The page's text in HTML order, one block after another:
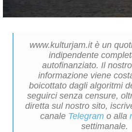
www.kulturjam.it è un
indipendente
autofinanziato. Il
informazione viene
boicottato dagli algoritmi
seguirci senza censure,
diretta sul nostro sito,
canale Telegram o alla
settimanale.